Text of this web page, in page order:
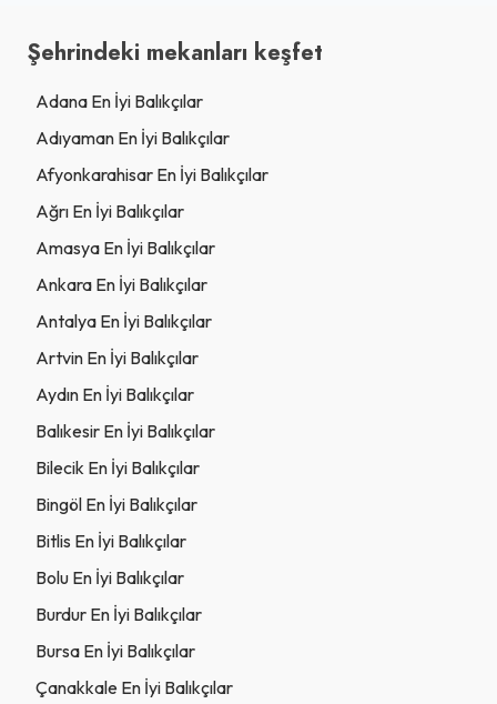
Şehrindeki mekanları keşfet
Adana En İyi Balıkçılar
Adıyaman En İyi Balıkçılar
Afyonkarahisar En İyi Balıkçılar
Ağrı En İyi Balıkçılar
Amasya En İyi Balıkçılar
Ankara En İyi Balıkçılar
Antalya En İyi Balıkçılar
Artvin En İyi Balıkçılar
Aydın En İyi Balıkçılar
Balıkesir En İyi Balıkçılar
Bilecik En İyi Balıkçılar
Bingöl En İyi Balıkçılar
Bitlis En İyi Balıkçılar
Bolu En İyi Balıkçılar
Burdur En İyi Balıkçılar
Bursa En İyi Balıkçılar
Çanakkale En İyi Balıkçılar